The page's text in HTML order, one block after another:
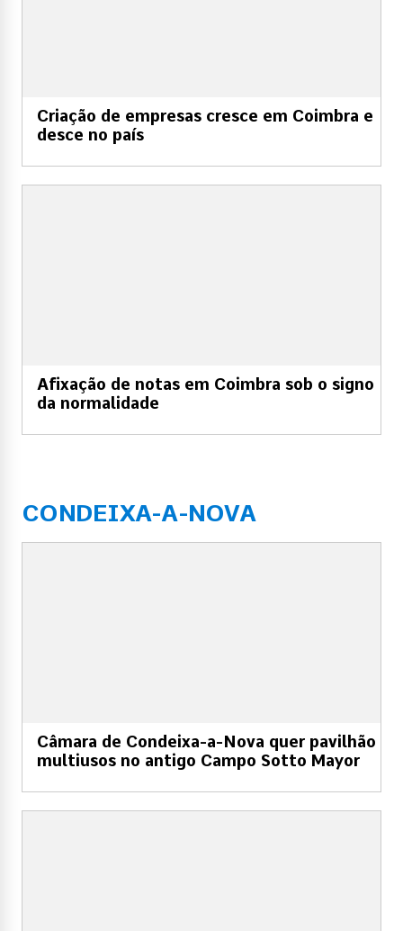
Criação de empresas cresce em Coimbra e
desce no país
Afixação de notas em Coimbra sob o signo
da normalidade
CONDEIXA-A-NOVA
Câmara de Condeixa-a-Nova quer pavilhão
multiusos no antigo Campo Sotto Mayor